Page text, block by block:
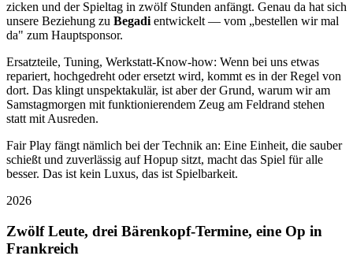
zicken und der Spieltag in zwölf Stunden anfängt. Genau da hat sich
unsere Beziehung zu Begadi entwickelt — vom „bestellen wir mal
da" zum Hauptsponsor.
Ersatzteile, Tuning, Werkstatt-Know-how: Wenn bei uns etwas
repariert, hochgedreht oder ersetzt wird, kommt es in der Regel von
dort. Das klingt unspektakulär, ist aber der Grund, warum wir am
Samstagmorgen mit funktionierendem Zeug am Feldrand stehen
statt mit Ausreden.
Fair Play fängt nämlich bei der Technik an: Eine Einheit, die sauber
schießt und zuverlässig auf Hopup sitzt, macht das Spiel für alle
besser. Das ist kein Luxus, das ist Spielbarkeit.
2026
Zwölf Leute, drei Bärenkopf-Termine, eine Op in
Frankreich